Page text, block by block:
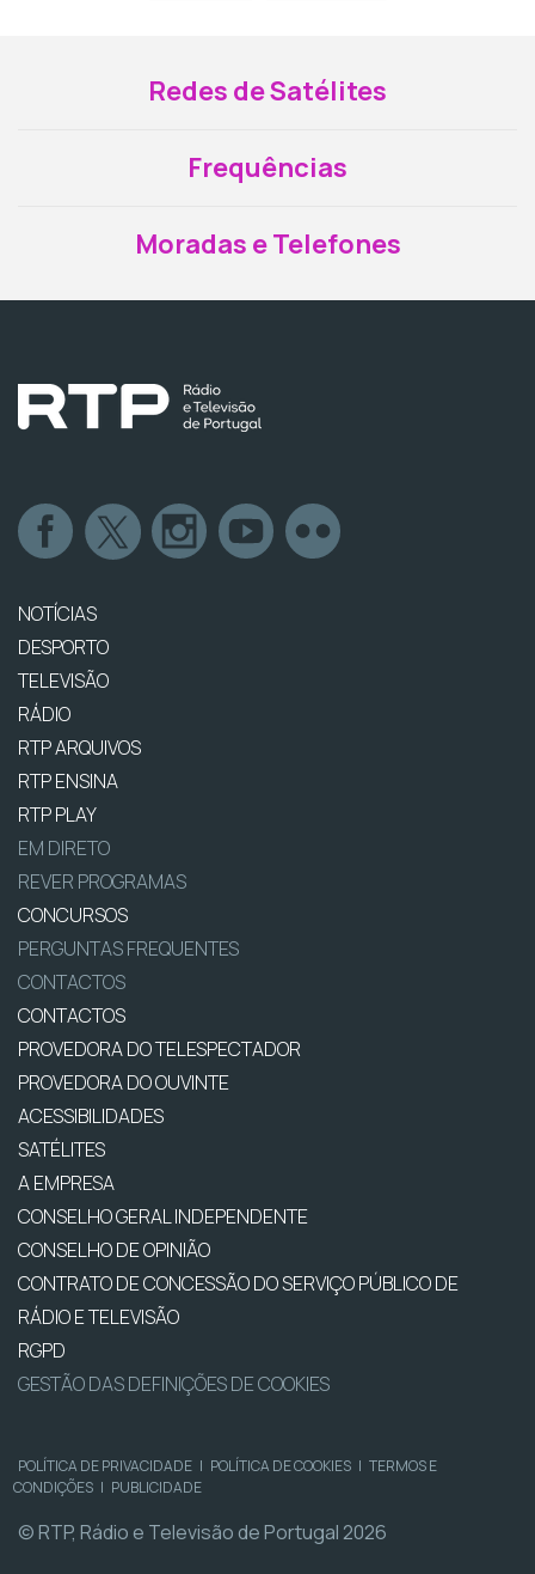
Redes de Satélites
Frequências
Moradas e Telefones
NOTÍCIAS
DESPORTO
TELEVISÃO
RÁDIO
RTP ARQUIVOS
RTP ENSINA
RTP PLAY
EM DIRETO
REVER PROGRAMAS
CONCURSOS
PERGUNTAS FREQUENTES
CONTACTOS
CONTACTOS
PROVEDORA DO TELESPECTADOR
PROVEDORA DO OUVINTE
ACESSIBILIDADES
SATÉLITES
A EMPRESA
CONSELHO GERAL INDEPENDENTE
CONSELHO DE OPINIÃO
CONTRATO DE CONCESSÃO DO SERVIÇO PÚBLICO DE
RÁDIO E TELEVISÃO
RGPD
GESTÃO DAS DEFINIÇÕES DE COOKIES
POLÍTICA DE PRIVACIDADE | POLÍTICA DE COOKIES | TERMOS E
CONDIÇÕES | PUBLICIDADE
© RTP, Rádio e Televisão de Portugal 2026